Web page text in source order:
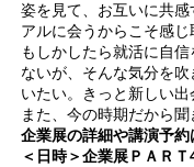
姿を見て、お互いに共
アルに会うからこそ感じ
もしかしたら就活に自
ないが、そんな気分を
いたい。きっと新しい出
また、今の時期だから
企業展の詳細や講演予約
＜日時＞企業展ＰＡＲＴ